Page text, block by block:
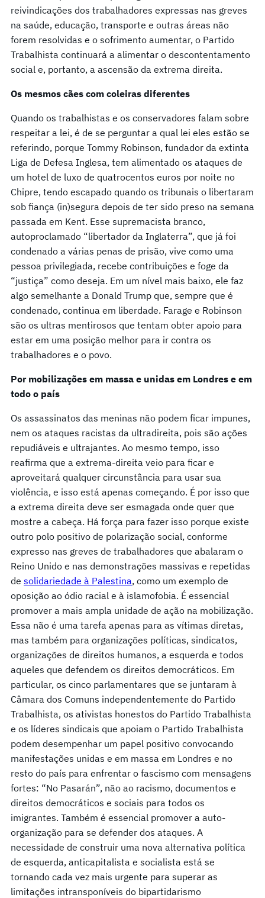
reivindicações dos trabalhadores expressas nas greves
na saúde, educação, transporte e outras áreas não
forem resolvidas e o sofrimento aumentar, o Partido
Trabalhista continuará a alimentar o descontentamento
social e, portanto, a ascensão da extrema direita.
Os mesmos cães com coleiras diferentes
Quando os trabalhistas e os conservadores falam sobre
respeitar a lei, é de se perguntar a qual lei eles estão se
referindo, porque Tommy Robinson, fundador da extinta
Liga de Defesa Inglesa, tem alimentado os ataques de
um hotel de luxo de quatrocentos euros por noite no
Chipre, tendo escapado quando os tribunais o libertaram
sob fiança (in)segura depois de ter sido preso na semana
passada em Kent. Esse supremacista branco,
autoproclamado “libertador da Inglaterra”, que já foi
condenado a várias penas de prisão, vive como uma
pessoa privilegiada, recebe contribuições e foge da
“justiça” como deseja. Em um nível mais baixo, ele faz
algo semelhante a Donald Trump que, sempre que é
condenado, continua em liberdade. Farage e Robinson
são os ultras mentirosos que tentam obter apoio para
estar em uma posição melhor para ir contra os
trabalhadores e o povo.
Por mobilizações em massa e unidas em Londres e em
todo o país
Os assassinatos das meninas não podem ficar impunes,
nem os ataques racistas da ultradireita, pois são ações
repudiáveis e ultrajantes. Ao mesmo tempo, isso
reafirma que a extrema-direita veio para ficar e
aproveitará qualquer circunstância para usar sua
violência, e isso está apenas começando. É por isso que
a extrema direita deve ser esmagada onde quer que
mostre a cabeça. Há força para fazer isso porque existe
outro polo positivo de polarização social, conforme
expresso nas greves de trabalhadores que abalaram o
Reino Unido e nas demonstrações massivas e repetidas
de solidariedade à Palestina, como um exemplo de
oposição ao ódio racial e à islamofobia. É essencial
promover a mais ampla unidade de ação na mobilização.
Essa não é uma tarefa apenas para as vítimas diretas,
mas também para organizações políticas, sindicatos,
organizações de direitos humanos, a esquerda e todos
aqueles que defendem os direitos democráticos. Em
particular, os cinco parlamentares que se juntaram à
Câmara dos Comuns independentemente do Partido
Trabalhista, os ativistas honestos do Partido Trabalhista
e os líderes sindicais que apoiam o Partido Trabalhista
podem desempenhar um papel positivo convocando
manifestações unidas e em massa em Londres e no
resto do país para enfrentar o fascismo com mensagens
fortes: “No Pasarán”, não ao racismo, documentos e
direitos democráticos e sociais para todos os
imigrantes. Também é essencial promover a auto-
organização para se defender dos ataques. A
necessidade de construir uma nova alternativa política
de esquerda, anticapitalista e socialista está se
tornando cada vez mais urgente para superar as
limitações intransponíveis do bipartidarismo